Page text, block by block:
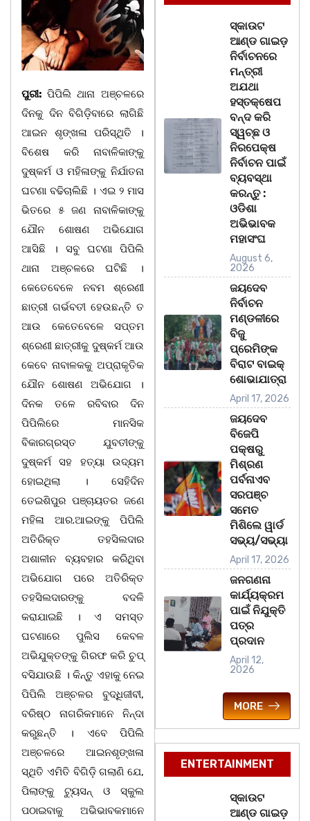
ପୁରୀ: ପିପିଲି ଥାନା ଅଞ୍ଚଳରେ
ଦିନକୁ ଦିନ ବିଗିଡ଼ିବାରେ ଲାଗିଛି
ଆଇନ ଶୃଙ୍ଖଳା ପରିସ୍ଥିତି ।
ବିଶେଷ କରି ନାବାଳିକାଙ୍କୁ
ଦୁଷ୍କର୍ମ ଓ ମହିଳାଙ୍କୁ ନିର୍ଯାତନା
ଘଟଣା ବଢିଚାଲିଛି । ଏଇ ୨ ମାସ
ଭିତରେ ୫ ଜଣ ନାବାଳିକାଙ୍କୁ
ଯୌନ ଶୋଷଣ ଅଭିଯୋଗ
ଆସିଛି । ସବୁ ଘଟଣା ପିପିଲି
ଥାନା ଅଞ୍ଚଳରେ ଘଟିଛି ।
କେତେବେଳେ ନବମ ଶ୍ରେଣୀ
ଛାତ୍ରୀ ଗର୍ଭବତୀ ହେଉଛନ୍ତି ତ
ଆଉ କେତେବେଳେ ସପ୍ତମ
ଶ୍ରେଣୀ ଛାତ୍ରୀକୁ ଦୁଷ୍କର୍ମ ଆଉ
କେବେ ନାବାଳକକୁ ଅପ୍ରାକୃତିକ
ଯୌନ ଶୋଷଣ ଅଭିଯୋଗ ।
ଦିନକ ତଳେ ରବିବାର ଦିନ
ପିପିଲିରେ ମାନସିକ
ବିକାରଗ୍ରସ୍ତ ଯୁବତୀଙ୍କୁ
ଦୁଷ୍କର୍ମ ସହ ହତ୍ୟା ଉଦ୍ୟମ
ହୋଇଥିଲା । ସେହିଦିନ
ତେଇଶିପୁର ପଞ୍ଚାୟତର ଜଣେ
ମହିଳା ଆର.ଆଇଙ୍କୁ ପିପିଲି
ଅତିରିକ୍ତ ତହସିଲଦାର
ଅଶାଳୀନ ବ୍ୟବହାର କରିଥିବା
ଅଭିଯୋଗ ପରେ ଅତିରିକ୍ତ
ତହସିଲଦାରଙ୍କୁ ବଦଳି
କରାଯାଇଛି । ଏ ସମସ୍ତ
ଘଟଣାରେ ପୁଲିସ କେବଳ
ଅଭିଯୁକ୍ତଙ୍କୁ ଗିରଫ କରି ଚୁପ୍
ବସିଯାଉଛି । କିନ୍ତୁ ଏହାକୁ ନେଇ
ପିପିଲି ଅଞ୍ଚଳର ବୁଦ୍ଧିଜୀବୀ,
ବରିଷ୍ଠ ନାଗରିକମାନେ ନିନ୍ଦା
କରୁଛନ୍ତି । ଏବେ ପିପିଲି
ଅଞ୍ଚଳରେ ଆଇନଶୃଙ୍ଖଳା
ସ୍ଥିତି ଏମିତି ବିଗିଡ଼ି ଗଲାଣି ଯେ,
ପିଲାଙ୍କୁ ଟ୍ୟୁସନ୍ ଓ ସ୍କୁଲ
ପଠାଇବାକୁ ଅଭିଭାବକମାନେ
ସ୍କାଉଟ
ଆଣ୍ଡ ଗାଇଡ଼
ନିର୍ବାଚନରେ
ମନ୍ତ୍ରୀ
ଅଯଥା
ହସ୍ତକ୍ଷେପ
ବନ୍ଦ କରି
ସ୍ୱଚ୍ଛ ଓ
ନିରପେକ୍ଷ
ନିର୍ବାଚନ ପାଇଁ
ବ୍ୟବସ୍ଥା
କରନ୍ତୁ :
ଓଡିଶା
ଅଭିଭାବକ
ମହାସଂଘ
August 6,
2026
ଜୟଦେବ
ନିର୍ବାଚନ
ମଣ୍ଡଳୀରେ
ବିଜୁ
ପ୍ରେମିଙ୍କ
ବିରାଟ ବାଇକ୍
ଶୋଭାଯାତ୍ରା
April 17, 2026
ଜୟଦେବ
ବିଜେପି
ପକ୍ଷରୁ
ମିଶ୍ରଣ
ପର୍ବନାଏବ
ସରପଞ୍ଚ
ସମେତ
ମିଶିଲେ ୱାର୍ଡ
ସଭ୍ୟ/ସଭ୍ୟା
April 17, 2026
ଜନଗଣନା
କାର୍ଯ୍ୟକ୍ରମ
ପାଇଁ ନିଯୁକ୍ତି
ପତ୍ର
ପ୍ରଦାନ
April 12,
2026
MORE
ENTERTAINMENT
ସ୍କାଉଟ
ଆଣ୍ଡ ଗାଇଡ଼